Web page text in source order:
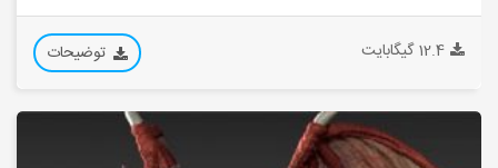
12.4 گیگابایت توضیحات